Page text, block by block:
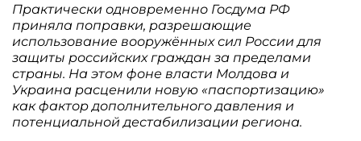
Практически одновременно Госдума РФ
приняла поправки, разрешающие
использование вооружённых сил России для
защиты российских граждан за пределами
страны. На этом фоне власти Молдова и
Украина расценили новую «паспортизацию»
как фактор дополнительного давления и
потенциальной дестабилизации региона.